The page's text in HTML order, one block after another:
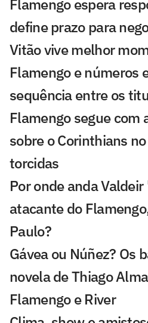
Flamengo espera
define prazo para
Vitão vive melhor
Flamengo e números
sequência entre os
Flamengo segue com
sobre o Corinthians
torcidas
Por onde anda
atacante do
Paulo?
Gávea ou Núñez? Os
novela de Thiago
Flamengo e River